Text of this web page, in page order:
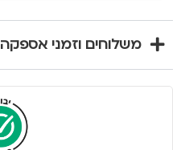
משלוחים וזמני אספקה